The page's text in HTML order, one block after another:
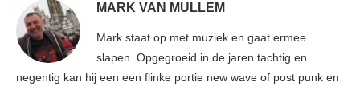
MARK VAN MULLEM
Mark staat op met muziek en gaat ermee
slapen. Opgegroeid in de jaren tachtig en
negentig kan hij een een flinke portie new wave of post punk en